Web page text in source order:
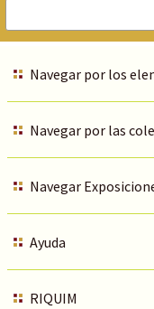
Navegar por los
Navegar por las
Navegar
Ayuda
RIQUIM